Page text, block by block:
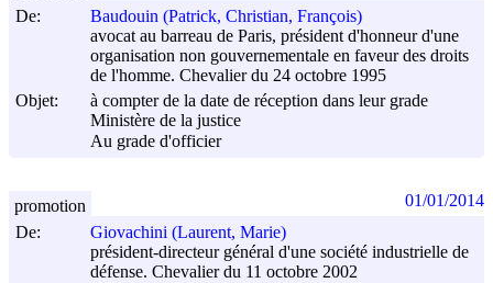
De:
Baudouin (Patrick, Christian, François)
avocat au barreau de Paris, président d'honneur d'une
organisation non gouvernementale en faveur des droits
de l'homme. Chevalier du 24 octobre 1995
Objet:
à compter de la date de réception dans leur grade
Ministère de la justice
Au grade d'officier
De:
Giovachini (Laurent, Marie)
président-directeur général d'une société industrielle de
défense. Chevalier du 11 octobre 2002
promotion 01/01/2014